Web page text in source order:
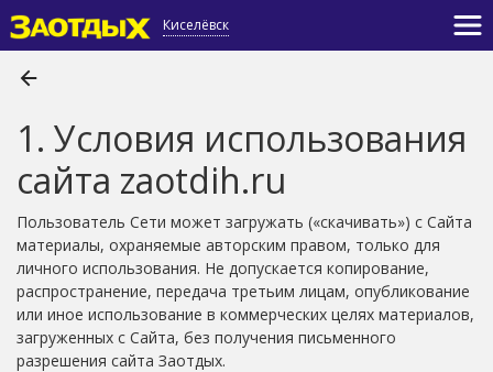
Киселёвск
1. Условия использования
сайта zaotdih.ru
Пользователь Сети может загружать («скачивать») с Сайта
материалы, охраняемые авторским правом, только для
личного использования. Не допускается копирование,
распространение, передача третьим лицам, опубликование
или иное использование в коммерческих целях материалов,
загруженных с Сайта, без получения письменного
разрешения сайта Заотдых.